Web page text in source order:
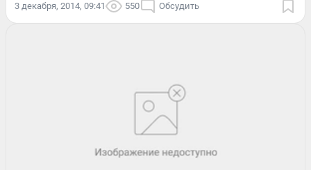
3 декабря, 2014, 09:41 550 Обсудить